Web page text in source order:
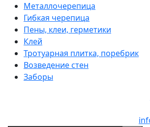
Металлочерепица
Гибкая черепица
Пены, клеи, герметики
Клей
Тротуарная плитка, поребрик
Возведение стен
Заборы